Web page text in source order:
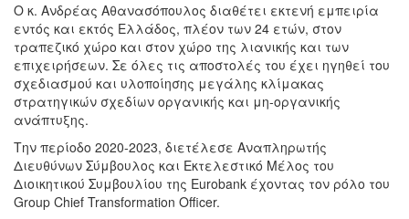
Ο κ. Ανδρέας Αθανασόπουλος διαθέτει εκτενή εμπειρία
εντός και εκτός Ελλάδος, πλέον των 24 ετών, στον
τραπεζικό χώρο και στον χώρο της λιανικής και των
επιχειρήσεων. Σε όλες τις αποστολές του έχει ηγηθεί του
σχεδιασμού και υλοποίησης μεγάλης κλίμακας
στρατηγικών σχεδίων οργανικής και μη-οργανικής
ανάπτυξης.
Την περίοδο 2020-2023, διετέλεσε Αναπληρωτής
Διευθύνων Σύμβουλος και Εκτελεστικό Μέλος του
Διοικητικού Συμβουλίου της Eurobank έχοντας τον ρόλο του
Group Chief Transformation Officer.